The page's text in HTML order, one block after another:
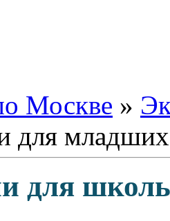
Москве »
для младших
для